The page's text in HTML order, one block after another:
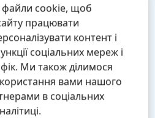
cookie, щоб
працювати
контент і
соціальних мереж і
Ми також ділимося
вами нашого
в соціальних